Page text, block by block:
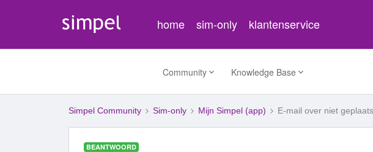
home sim-only klantenservice
Community Knowledge Base
Simpel Community Sim-only Mijn Simpel (app) E-mail over niet
BEANTWOORD